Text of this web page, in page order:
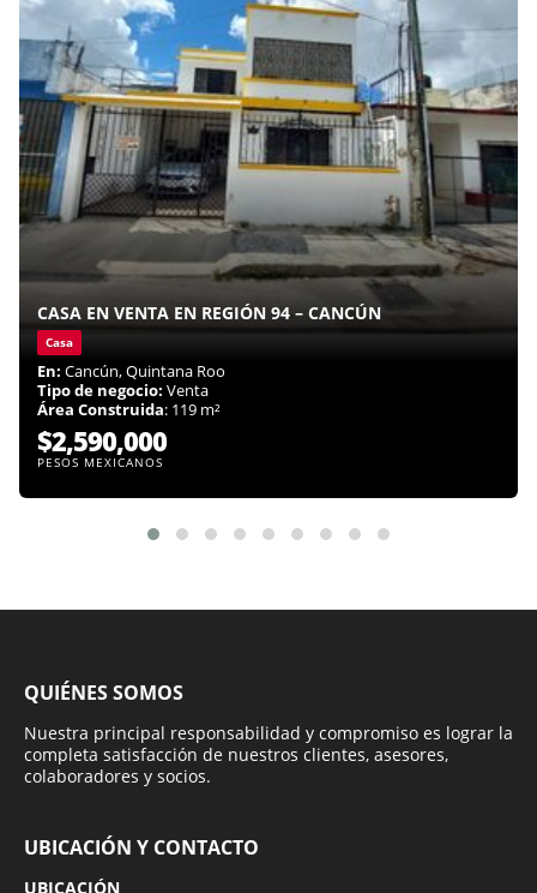
CASA EN VENTA EN REGIÓN 94 – CANCÚN
Casa
En: Cancún, Quintana Roo
Tipo de negocio: Venta
Área Construida: 119 m²
$2,590,000
PESOS MEXICANOS
QUIÉNES SOMOS
Nuestra principal responsabilidad y compromiso es lograr la
completa satisfacción de nuestros clientes, asesores,
colaboradores y socios.
UBICACIÓN Y CONTACTO